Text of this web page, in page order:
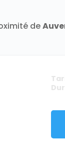
Vert-le-
91140
de